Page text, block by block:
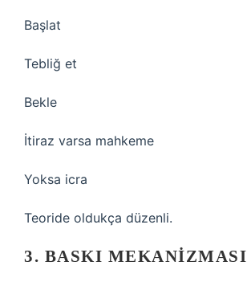
Başlat
Tebliğ et
Bekle
İtiraz varsa mahkeme
Yoksa icra
Teoride oldukça düzenli.
3. BASKI MEKANIZMASI